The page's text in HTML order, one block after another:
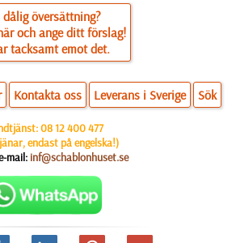
dålig översättning?
och ange ditt förslag!
tacksamt emot det.
Kontakta oss Leverans i Sverige Sök
08 12 400 477
endast på engelska!)
mail: inf@schablonhuset.se